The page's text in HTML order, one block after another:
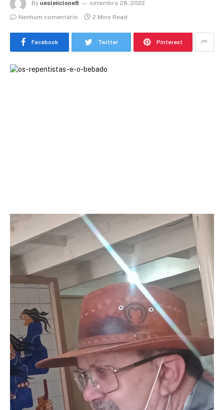
By uesleiiclone8
setembro 28, 2022
Nenhum comentário
2 Mins Read
Facebook Twitter Pinterest